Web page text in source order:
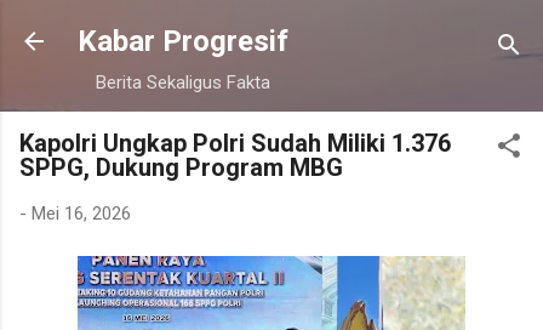
Langsung ke konten utama
Kabar Progresif
Berita Sekaligus Fakta
Kapolri Ungkap Polri Sudah Miliki 1.376
SPPG, Dukung Program MBG
- Mei 16, 2026